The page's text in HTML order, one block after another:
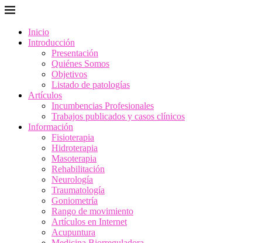
Inicio
Introducción
Presentación
Quiénes Somos
Objetivos
Listado de patologías
Artículos
Incumbencias Profesionales
Trabajos publicados y casos clínicos
Información
Fisioterapia
Hidroterapia
Masoterapia
Rehabilitación
Neurología
Traumatología
Goniometría
Rango de movimiento
Artículos en Internet
Acupuntura